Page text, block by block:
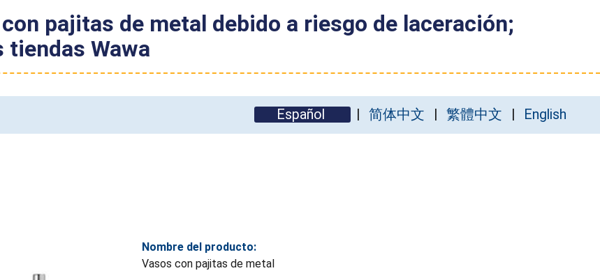
pajitas de metal debido a riesgo de laceración;
Wawa
Español 简体中文 繁體中文 English
Nombre del producto:
Vasos con pajitas de metal